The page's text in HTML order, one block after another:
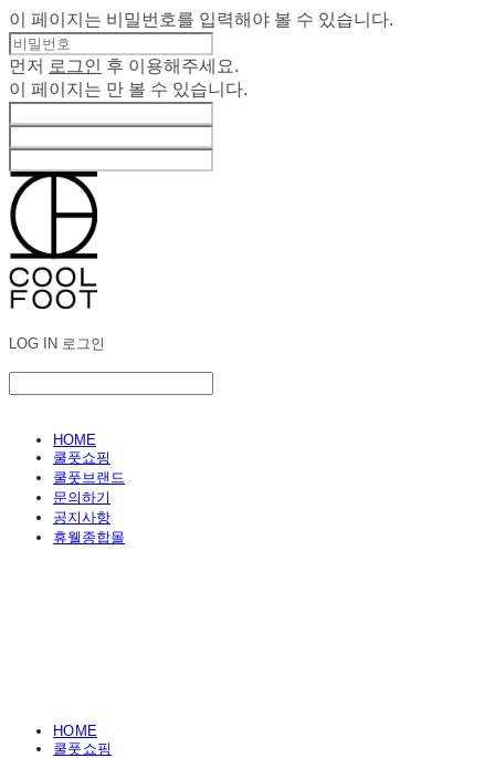
이 페이지는 비밀번호를 입력해야 볼 수 있습니다.
먼저 로그인
후 이용해주세요.
이 페이지는 만 볼 수 있습니다.
LOG IN 로그인
HOME
쿨풋쇼핑
쿨풋브랜드
문의하기
공지사항
휴웰종합몰
HOME
쿨풋쇼핑